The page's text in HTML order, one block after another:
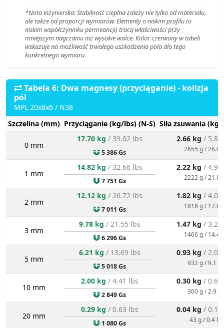
*Nota inżynierska: Stabilność cieplna zależy nie tylko od materiału,
ale także od proporcji wymiarów. Elementy o niskim profilu (o
niskim współczynniku permeancji) tracą właściwości przy
mniejszym nagrzaniu niż wysokie walce. Kolor czerwony w tabeli
wskazuje na możliwość trwałego uszkodzenia pola dla tego
konkretnego wymiaru.
Tabela 6: Dwa magnesy (przyciąganie) - kolizja
pól
MPL 20x8x6 / N38
Szczelina (mm) Przyciąganie (kg/lbs) (N-S) Siła zsuwania
0 mm
17.70 kg / 39.02 lbs
5 386 Gs
2.66 kg / 5.85
2655 g / 26.0
1 mm
14.82 kg / 32.66 lbs
7 751 Gs
2.22 kg / 4.90
2222 g / 21.8
2 mm
12.12 kg / 26.72 lbs
7 011 Gs
1.82 kg / 4.01
1818 g / 17.8
3 mm
9.78 kg / 21.55 lbs
6 296 Gs
1.47 kg / 3.23
1466 g / 14.4
5 mm
6.21 kg / 13.69 lbs
5 018 Gs
0.93 kg / 2.05
932 g / 9.1 N
10 mm
2.00 kg / 4.41 lbs
2 849 Gs
0.30 kg / 0.66
300 g / 2.9 N
20 mm
0.29 kg / 0.63 lbs
1 080 Gs
0.04 kg / 0.10
43 g / 0.4 N